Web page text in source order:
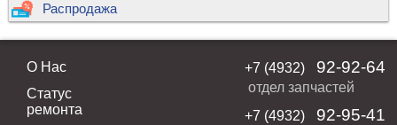
Распродажа
О Нас
Статус
ремонта
+7 (4932) 92-92-64
отдел запчастей
+7 (4932)
92-95-41